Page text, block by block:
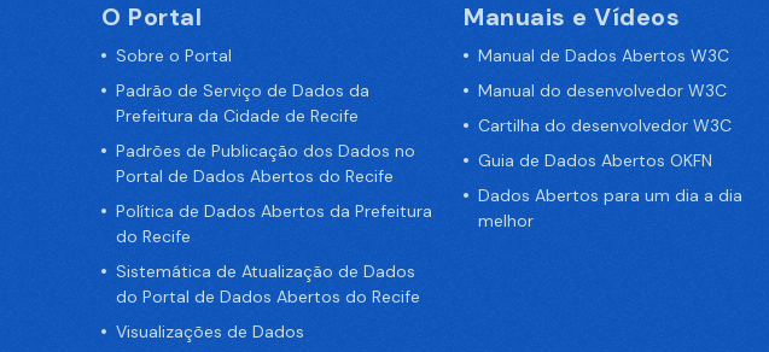
O Portal
Sobre o Portal
Padrão de Serviço de Dados da
Prefeitura da Cidade de Recife
Padrões de Publicação dos Dados no
Portal de Dados Abertos do Recife
Política de Dados Abertos da Prefeitura
do Recife
Sistemática de Atualização de Dados
do Portal de Dados Abertos do Recife
Visualizações de Dados
Manuais e Vídeos
Manual de Dados Abertos W3C
Manual do desenvolvedor W3C
Cartilha do desenvolvedor W3C
Guia de Dados Abertos OKFN
Dados Abertos para um dia a dia
melhor